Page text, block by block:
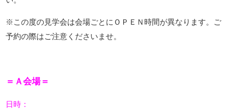
※この度の見学会は会場ごとにＯＰＥＮ時間が異なります。ご
予約の際はご注意くださいませ。
＝Ａ会場＝
日時：